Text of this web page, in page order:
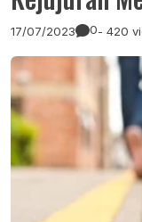
17/07/2023 0- 420